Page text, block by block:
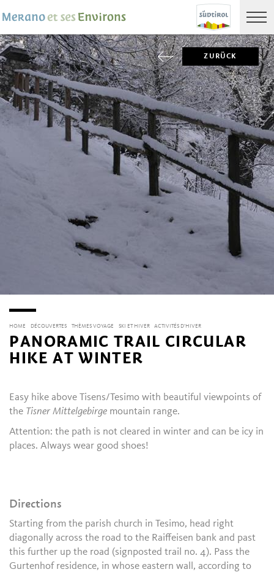
ZURÜCK
HOME DÉCOUVERTES THÈMES VOYAGE SKI ET HIVER ACTIVITÉS D’HIVER
PANORAMIC TRAIL CIRCULAR
HIKE AT WINTER
Easy hike above Tisens/Tesimo with beautiful viewpoints of
the Tisner Mittelgebirge mountain range.
Attention: the path is not cleared in winter and can be icy in
places. Always wear good shoes!
Directions
Starting from the parish church in Tesimo, head right
diagonally across the road to the Raiffeisen bank and past
this further up the road (signposted trail no. 4). Pass the
Gurtenhof residence, in whose eastern wall, according to